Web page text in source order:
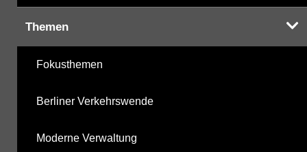
Themen
Fokusthemen
Berliner Verkehrswende
Moderne Verwaltung